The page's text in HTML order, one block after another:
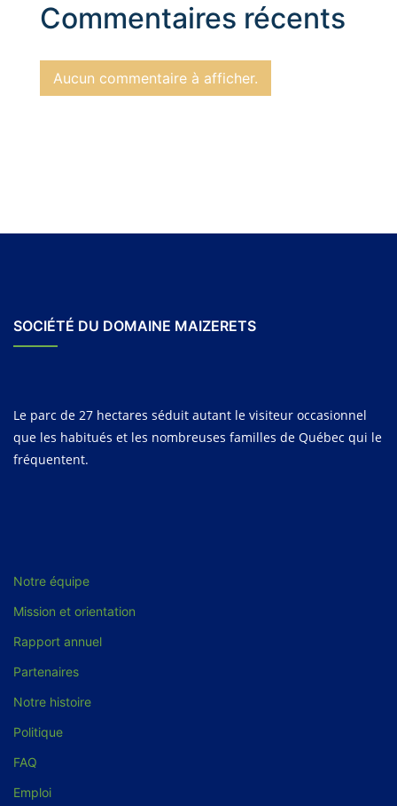
Commentaires récents
Aucun commentaire à afficher.
SOCIÉTÉ DU DOMAINE MAIZERETS
Le parc de 27 hectares séduit autant le visiteur occasionnel
que les habitués et les nombreuses familles de Québec qui le
fréquentent.
Notre équipe
Mission et orientation
Rapport annuel
Partenaires
Notre histoire
Politique
FAQ
Emploi